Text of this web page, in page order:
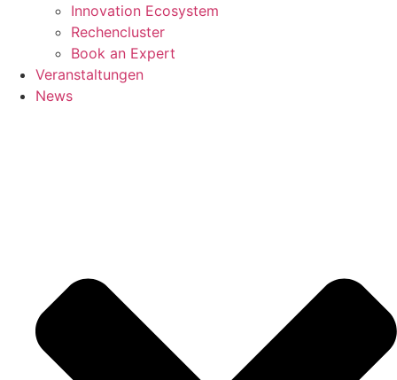
Innovation Ecosystem
Rechencluster​
Book an Expert
Veranstaltungen
News